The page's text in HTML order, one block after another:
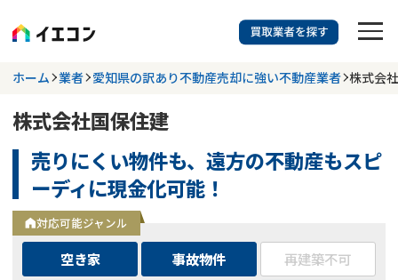
訳あり物件に強い業者を探す
都道府県を選択
掲載業者 703
件
更新日 :2026年07月31日
業者を探す
ホーム 業者 愛知県の訳あり不動産売却に強い不動産業者 株式会
株式会社国保住建
売りにくい物件も、遠方の不動産もスピ
ーディに現金化可能！
対応可能ジャンル
空き家 事故物件
再建築不可